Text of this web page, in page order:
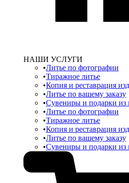
НАШИ УСЛУГИ
Литье по фотографии
Тиражное литье
Копия и реставрация
Литье по вашему заказу
Сувениры и подарки из
Литье по фотографии
Тиражное литье
Копия и реставрация
Литье по вашему заказу
Сувениры и подарки из